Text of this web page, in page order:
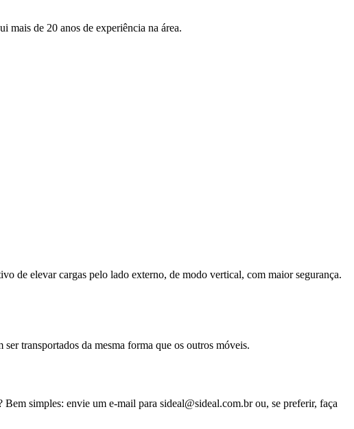
mais de 20 anos de experiência na área.
de elevar cargas pelo lado externo, de modo vertical, com maior segurança.
transportados da mesma forma que os outros móveis.
simples: envie um e-mail para sideal@sideal.com.br ou, se preferir, faça